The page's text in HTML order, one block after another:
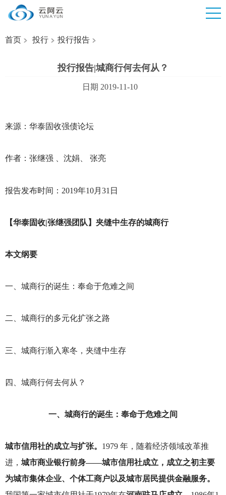
首页 投行 投行报告
投行报告|城商行何去何从？
日期 2019-11-10
来源：华泰固收强债论坛
作者：张继强 、沈娟、 张亮
报告发布时间：2019年10月31日
【华泰固收|张继强团队】夹缝中生存的城商行
本文纲要
一、城商行的诞生：奉命于危难之间
二、城商行的多元化扩张之路
三、城商行渐入寒冬，夹缝中生存
四、城商行何去何从？
一、城商行的诞生：奉命于危难之间
城市信用社的成立与扩张。 1979 年，随着经济领域改革推
进， 城市商业银行前身——城市信用社成立，成立之初主要
为城市集体企业、个体工商户以及城市居民提供金融服务。